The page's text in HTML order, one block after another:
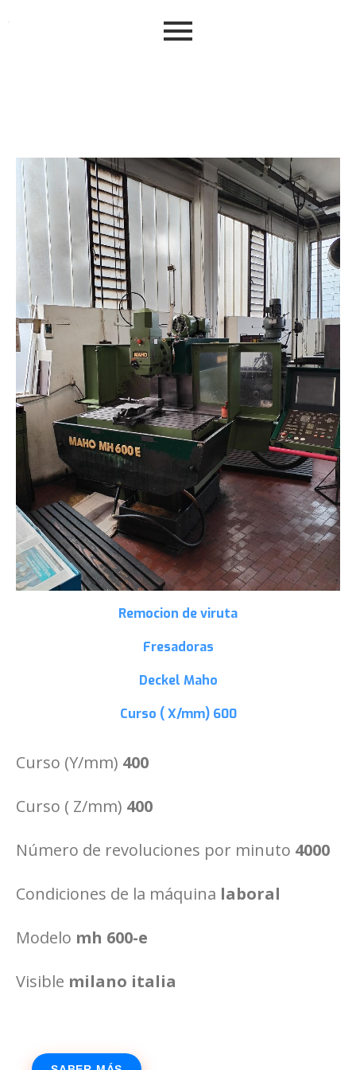
Remocion de viruta
Fresadoras
Deckel Maho
Curso ( X/mm) 600
Curso (Y/mm) 400
Curso ( Z/mm) 400
Número de revoluciones por minuto 4000
Condiciones de la máquina laboral
Modelo mh 600-e
Visible milano italia